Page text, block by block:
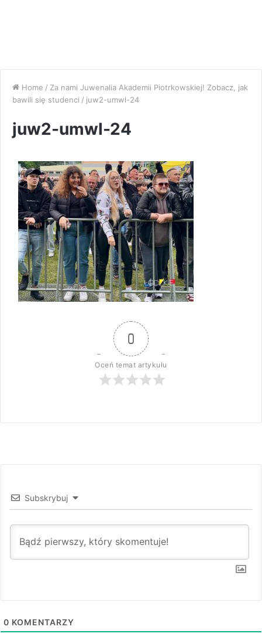
Home / Za nami Juwenalia Akademii Piotrkowskiej! Zobacz, jak
bawili się studenci / juw2-umwl-24
juw2-umwl-24
0
Oceń temat artykułu
Subskrybuj
0 KOMENTARZY